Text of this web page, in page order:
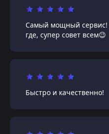
Самый мощный сервис!
где, супер совет всем😉
Быстро и качественно!